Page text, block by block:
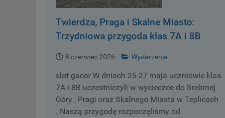
Twierdza, Praga i Skalne Miasto:
Trzydniowa przygoda klas 7A i 8B
8 czerwiec 2026 Wydarzenia
slot gacor W dniach 25-27 maja uczniowie klas
7A i 8B uczestniczyli w wycieczce do Srebrnej
Góry , Pragi oraz Skalnego Miasta w Teplicach
. Naszą przygodę rozpoczęliśmy od